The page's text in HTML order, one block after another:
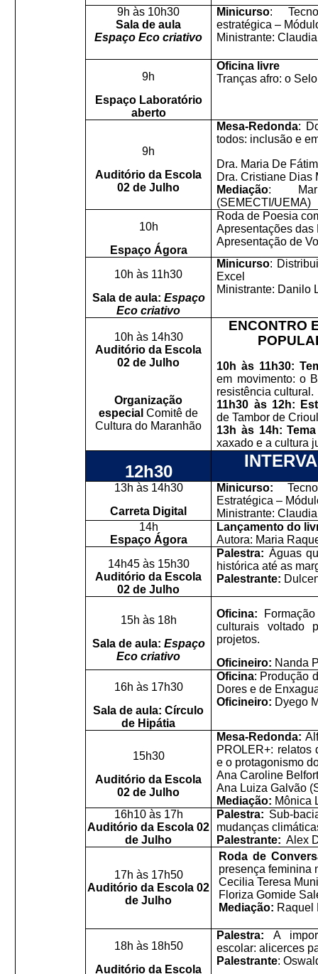
9h às 10h30
Sala de aula
Espaço Eco criativo
Minicurso:
estratégica –
Ministrante:
9h
Espaço Laboratório
aberto
Oficina livre
Tranças afro: o
9h
Auditório da Escola
02 de Julho
Mesa-Redonda:
todos: inclusão e
Dra. Maria De
Dra. Cristiane Dias
Mediação:
(SEMECTI/UEMA)
10h
Espaço Ágora
Roda de Poesia
Apresentações das
Apresentação de
10h às 11h30
Sala de aula: Espaço
Eco criativo
Minicurso:
Excel
Ministrante: Danilo
10h às 14h30
Auditório da Escola
02 de Julho
Organização
especialComitê de
Cultura do Maranhão
ENCONTRO
10h às 11h30:
em movimento: o
resistência cultural.
11h30 às 12h:
de Tambor de
13h às 14h:
xaxado e a cultura
12h30
13h às 14h30
Carreta Digital
Minicurso:
Estratégica –
Ministrante:
14h
Espaço Ágora
Lançamento do
Autora: Maria
14h45 às 15h30
Auditório da Escola
02 de Julho
Palestra: Águas
histórica até as
Palestrante:
15h às 18h
Sala de aula: Espaço
Eco criativo
Oficina:
culturais voltado
projetos.
Oficineiro: Nanda
16h às 17h30
Sala de aula: Círculo
de Hipátia
Oficina: Produção
Dores e de
Oficineiro: Dyego
15h30
Auditório da Escola
02 de Julho
Mesa-Redonda:
PROLER+: relatos
e o protagonismo
Ana Caroline
Ana Luiza Galvão
Mediação: Mônica
16h10 às 17h
Auditório da Escola 02
de Julho
Palestra: Sub-
mudanças
Palestrante: Alex
17h às 17h50
Auditório da Escola 02
de Julho
Roda de
presença feminina
Cecilia Teresa
Floriza Gomide
Mediação: Raquel
18h às 18h50
Auditório da Escola
Palestra:A
escolar: alicerces
Palestrante: